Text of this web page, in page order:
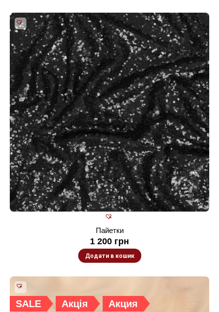
Пайетки
1 200 грн
Додати в кошик
SALE Акція Акция